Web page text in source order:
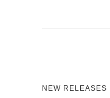
NEW RELEASES